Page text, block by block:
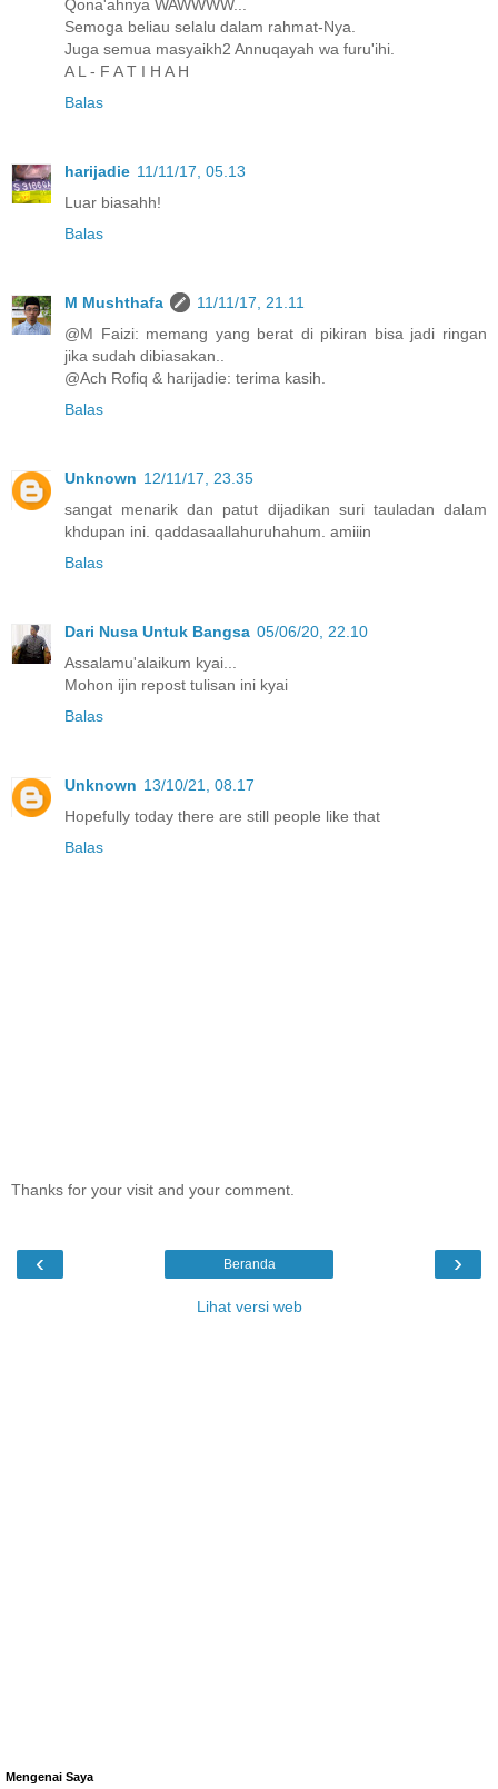
Qona'ahnya WAWWWW...
Semoga beliau selalu dalam rahmat-Nya.
Juga semua masyaikh2 Annuqayah wa furu'ihi.
A L - F A T I H A H
Balas
harijadie 11/11/17, 05.13
Luar biasahh!
Balas
M Mushthafa
11/11/17, 21.11
@M Faizi: memang yang berat di pikiran bisa jadi ringan
jika sudah dibiasakan..
@Ach Rofiq & harijadie: terima kasih.
Balas
Unknown 12/11/17, 23.35
sangat menarik dan patut dijadikan suri tauladan dalam
khdupan ini. qaddasaallahuruhahum. amiiin
Balas
Dari Nusa Untuk Bangsa 05/06/20, 22.10
Assalamu'alaikum kyai...
Mohon ijin repost tulisan ini kyai
Balas
Unknown 13/10/21, 08.17
Hopefully today there are still people like that
Balas
Thanks for your visit and your comment.
‹ ›
Beranda
Lihat versi web
Mengenai Saya